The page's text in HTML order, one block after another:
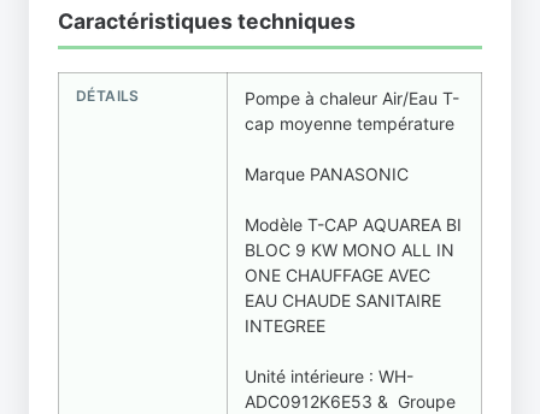
Caractéristiques techniques
DÉTAILS
Pompe à chaleur Air/Eau T-
cap moyenne température
Marque PANASONIC
Modèle T-CAP AQUAREA BI
BLOC 9 KW MONO ALL IN
ONE CHAUFFAGE AVEC
EAU CHAUDE SANITAIRE
INTEGREE
Unité intérieure : WH-
ADC0912K6E53 & Groupe